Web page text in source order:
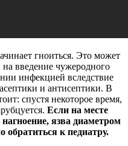
гноиться. Это может
введение чужеродного
инфекцией вследствие
и антисептики. В
спустя некоторое время,
Если на месте
язва диаметром
обратиться к педиатру.